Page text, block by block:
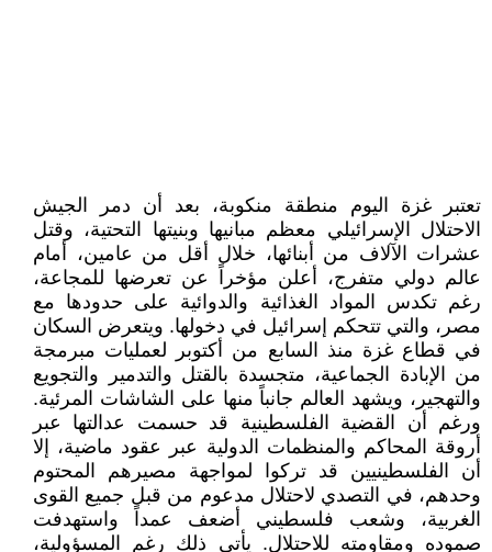
تعتبر غزة اليوم منطقة منكوبة، بعد أن دمر الجيش
الاحتلال الإسرائيلي معظم مبانيها وبنيتها التحتية، وقتل
عشرات الآلاف من أبنائها، خلال أقل من عامين، أمام
عالم دولي متفرج، أعلن مؤخراً عن تعرضها للمجاعة،
رغم تكدس المواد الغذائية والدوائية على حدودها مع
مصر، والتي تتحكم إسرائيل في دخولها. ويتعرض السكان
في قطاع غزة منذ السابع من أكتوبر لعمليات مبرمجة
من الإبادة الجماعية، متجسدة بالقتل والتدمير والتجويع
والتهجير، ويشهد العالم جانباً منها على الشاشات المرئية.
ورغم أن القضية الفلسطينية قد حسمت عدالتها عبر
أروقة المحاكم والمنظمات الدولية عبر عقود ماضية، إلا
أن الفلسطينيين قد تركوا لمواجهة مصيرهم المحتوم
وحدهم، في التصدي لاحتلال مدعوم من قبل جميع القوى
الغربية، وشعب فلسطيني أضعف عمداً واستهدفت
صموده ومقاومته للاحتلال. يأتي ذلك رغم المسؤولية،